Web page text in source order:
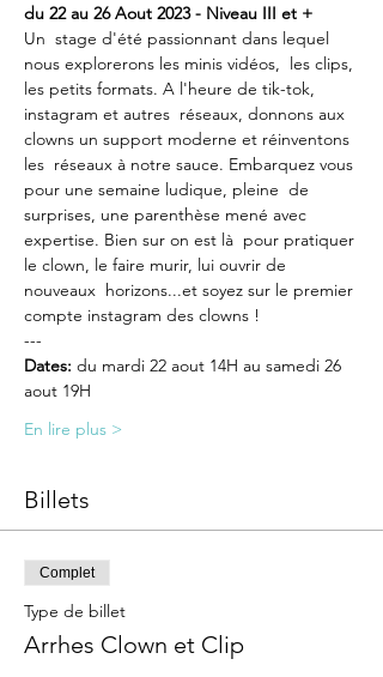
du 22 au 26 Aout 2023 - Niveau III et +
Un  stage d'été passionnant dans lequel
nous explorerons les minis vidéos,  les clips,
les petits formats. A l'heure de tik-tok,
instagram et autres  réseaux, donnons aux
clowns un support moderne et réinventons
les  réseaux à notre sauce. Embarquez vous
pour une semaine ludique, pleine  de
surprises, une parenthèse mené avec
expertise. Bien sur on est là  pour pratiquer
le clown, le faire murir, lui ouvrir de
nouveaux  horizons...et soyez sur le premier
compte instagram des clowns !
---
Dates: du mardi 22 aout 14H au samedi 26
aout 19H
En lire plus >
Billets
Complet
Type de billet
Arrhes Clown et Clip